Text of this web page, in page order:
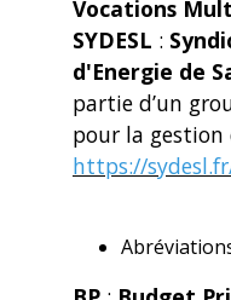
Vocations
SYDESL :
d'Energie de
partie d’un
pour la gestion
https://